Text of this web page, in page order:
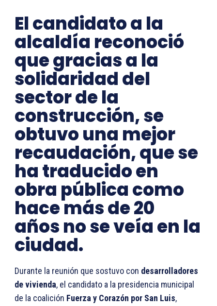
El candidato a la
alcaldía reconoció
que gracias a la
solidaridad del
sector de la
construcción, se
obtuvo una mejor
recaudación, que se
ha traducido en
obra pública como
hace más de 20
años no se veía en la
ciudad.
Durante la reunión que sostuvo con desarrolladores
de vivienda, el candidato a la presidencia municipal
de la coalición Fuerza y Corazón por San Luis,